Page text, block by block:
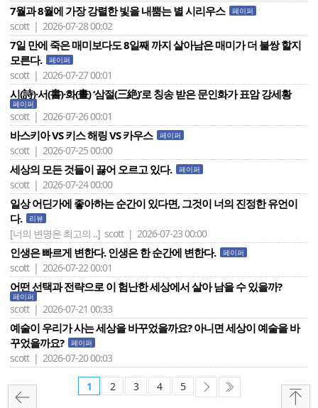
7월과 8월에 가장 강렬한 빛을 내뿜는 별 시리우스 페이퍼
scott | 2026-07-28 00:02
7일 만에 죽은 매미보다도 8일째 까지 살아남은 매미가 더 불쌍 할지
모른다.
페이퍼
scott | 2026-07-27 00:01
시(詩)·서(書)·화(畫) ‘삼절(三絶)’로 칭송 받은 문인화가 표암 강세황
페이퍼
scott | 2026-07-26 00:01
바스키아 VS 키스 해링 VS 카우스 페이퍼
scott | 2026-07-25 00:00
세상의 모든 것들이 끓어 오르고 있다. 페이퍼
scott | 2026-07-24 00:00
일상 어딘가에 좋아하는 순간이 있다면, 그것이 너의 진정한 유언이
다.
리뷰
[너의 변명은 최고의 ..] scott | 2026-07-23 00:00
인생은 빠르게 변한다. 인생은 한 순간에 변한다. 페이퍼
scott | 2026-07-22 00:01
어떤 선택과 전략으로 이 험난한 세상에서 살아 남을 수 있을까?
페이퍼
scott | 2026-07-21 00:33
예술이 우리가 사는 세상을 바꾸었을까요? 아니면 세상이 예술을 바
꾸었을까요?
페이퍼
scott | 2026-07-20 00:03
1 2 3 4 5